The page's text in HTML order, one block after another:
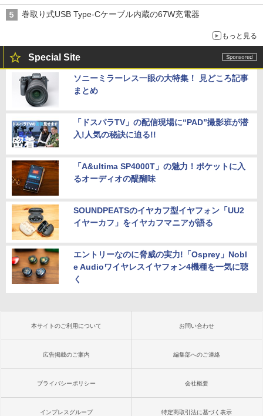
巻取り式USB Type-Cケーブル内蔵の67W充電器
もっと見る
Special Site
ソニーミラーレス一眼の大特集！ 見どころ記事
まとめ
「ドスパラTV」の配信現場に“PAD”撮影班が潜
入!人気の秘訣に迫る!!
「A&ultima SP4000T」の魅力！ポケットに入
るオーディオの醍醐味
SOUNDPEATSのイヤカフ型イヤフォン「UU2
イヤーカフ」をイヤカフマニアが語る
エントリーなのに脅威の実力!「Osprey」Nobl
e Audioワイヤレスイヤフォン4機種を一気に聴
く
本サイトのご利用について お問い合わせ
広告掲載のご案内 編集部へのご連絡
プライバシーポリシー 会社概要
インプレスグループ 特定商取引法に基づく表示